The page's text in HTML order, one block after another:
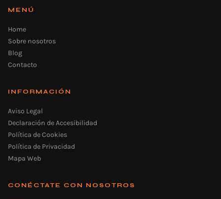
MENÚ
Home
Sobre nosotros
Blog
Contacto
INFORMACIÓN
Aviso Legal
Declaración de Accesibilidad
Política de Cookies
Política de Privacidad
Mapa Web
CONÉCTATE CON NOSOTROS